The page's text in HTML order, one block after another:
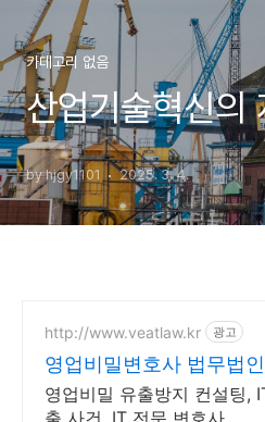
카테고리 없음
산업기술혁신의
by hjgy1101 2025. 3. 4.
http://www.veatlaw.kr 광고
영업비밀변호사 법무법
영업비밀 유출방지 컨설팅,
출 사건, IT 전문 변호사